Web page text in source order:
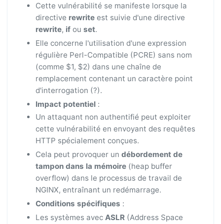
Cette vulnérabilité se manifeste lorsque la
directive rewriteest suivie d'une directive
rewrite, ifou set.
Elle concerne l'utilisation d'une expression
régulière Perl-Compatible (PCRE) sans nom
(comme $1, $2) dans une chaîne de
remplacement contenant un caractère point
d'interrogation (?).
Impact potentiel:
Un attaquant non authentifié peut exploiter
cette vulnérabilité en envoyant des requêtes
HTTP spécialement conçues.
Cela peut provoquer un débordement de
tampon dans la mémoire(heap buffer
overflow) dans le processus de travail de
NGINX, entraînant un redémarrage.
Conditions spécifiques :
Les systèmes avec ASLR(Address Space